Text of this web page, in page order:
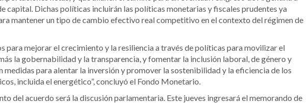
capital. Dichas políticas incluirán las políticas monetarias y fiscales prudentes ya
mantener un tipo de cambio efectivo real competitivo en el contexto del régimen de
para mejorar el crecimiento y la resiliencia a través de políticas para movilizar el
la gobernabilidad y la transparencia, y fomentar la inclusión laboral, de género y
medidas para alentar la inversión y promover la sostenibilidad y la eficiencia de los
incluida el energético”, concluyó el Fondo Monetario.
del acuerdo será la discusión parlamentaria. Este jueves ingresará el memorando de